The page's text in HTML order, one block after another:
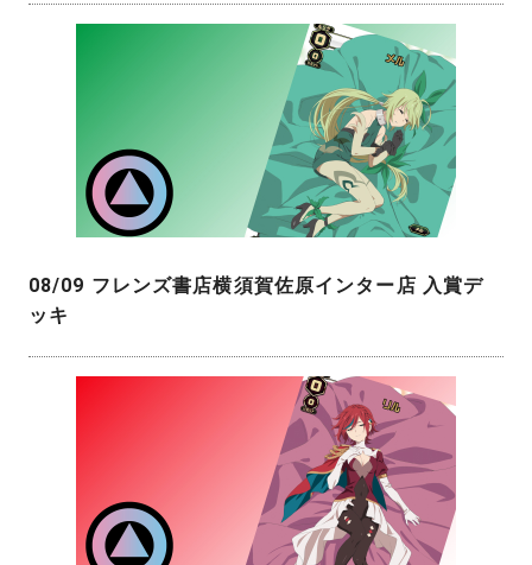
08/09 フレンズ書店横須賀佐原インター店 入賞デ
ッキ